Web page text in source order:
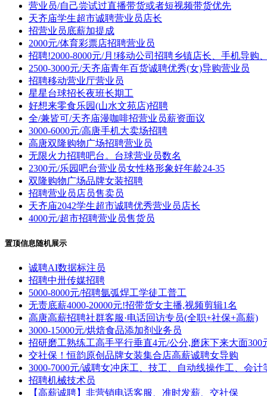
营业员/自己尝试过直播带货或者短视频带货优先
天齐庙学生超市诚聘营业员店长
招营业员底薪加提成
2000元/体育彩票店招聘营业员
招聘!2000-8000元/月!移动公司招聘乡镇店长、手机导购
2500-3000元/天齐庙青年百货诚聘优秀(女)导购营业员
招聘移动营业厅营业员
星星台球招长夜班长期工
好想来零食乐园(山水文苑店)招聘
全/兼皆可/天齐庙漫咖啡招营业员薪资面议
3000-6000元/高唐手机大卖场招聘
高唐双隆购物广场招聘营业员
无限火力招聘吧台。台球营业员数名
2300元/乐园吧台营业员女性格形象好年龄24-35
双隆购物广场品牌女装招聘
招聘营业员店员售卖员
天齐庙2042学生超市诚聘优秀营业员店长
4000元/超市招聘营业员售货员
置顶信息随机展示
诚聘AI数据标注员
招聘中卅传媒招聘
5000-8000元/招聘氩弧焊工学徒工普工
无责底薪4000-20000元!招带货女主播,视频剪辑1名
高唐高薪招聘社群客服·电话回访专员(全职+社保+高薪)
3000-15000元/烘焙食品添加剂业务员
招研磨工熟练工高手平行垂直4元/公分,磨床下来大面300
交社保！恒韵原创品牌女装集合店高薪诚聘女导购
3000-7000元/诚聘女冲床工、技工、自动线操作工、会计
招聘机械技术员
【高薪诚聘】非营销电话客服、准时发薪、交社保